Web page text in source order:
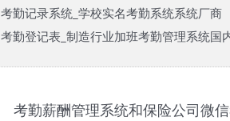
考勤记录系统_学校实名考勤系统系统厂商
考勤登记表_制造行业加班考勤管理系统国
考勤薪酬管理系统和保险公司微